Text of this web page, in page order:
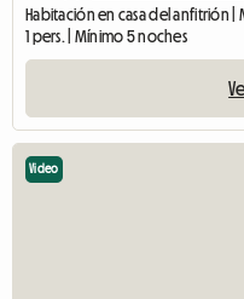
Habitación en casa del anfitrión |
1 pers. | Mínimo 5 noches
Video